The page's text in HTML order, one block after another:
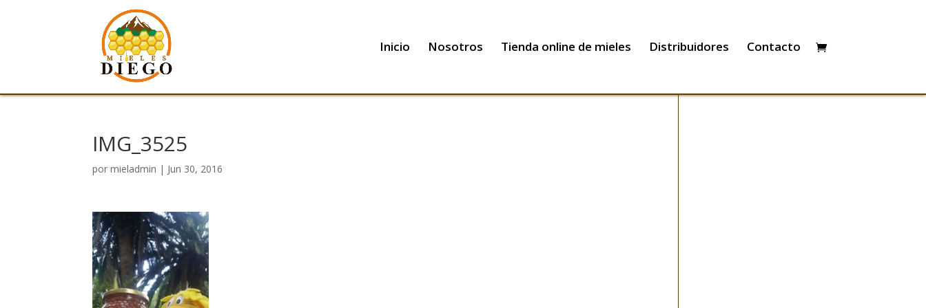
Inicio Nosotros Tienda online de mieles Distribuidores Contacto
IMG_3525
pormieladmin | Jun 30, 2016